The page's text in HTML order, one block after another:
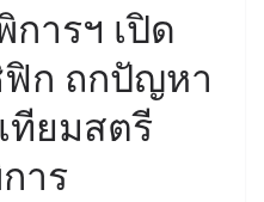
ารฯ เปิด
ฟิก ถกปัญหา
ทียมสตรี
าร